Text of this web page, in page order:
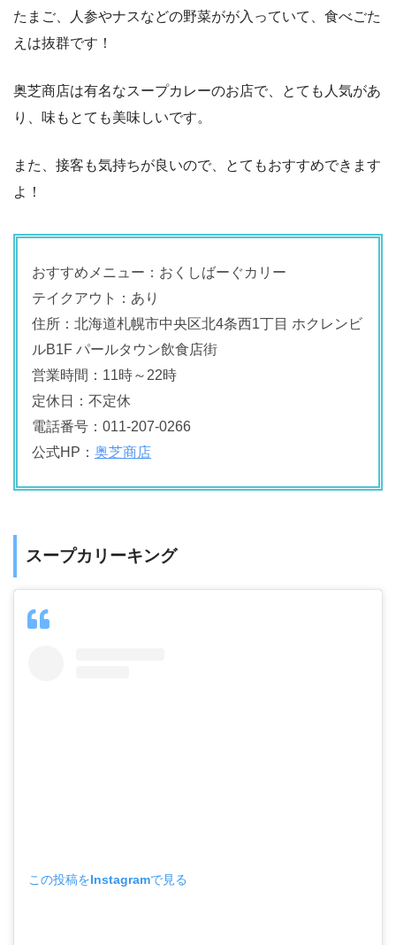
たまご、人参やナスなどの野菜がが入っていて、食べごた
えは抜群です！
奥芝商店は有名なスープカレーのお店で、とても人気があ
り、味もとても美味しいです。
また、接客も気持ちが良いので、とてもおすすめできます
よ！
おすすめメニュー：おくしばーぐカリー
テイクアウト：あり
住所：北海道札幌市中央区北4条西1丁目 ホクレンビ
ルB1F パールタウン飲食店街
営業時間：11時～22時
定休日：不定休
電話番号：011-207-0266
公式HP： 奥芝商店
スープカリーキング
この投稿をInstagramで見る